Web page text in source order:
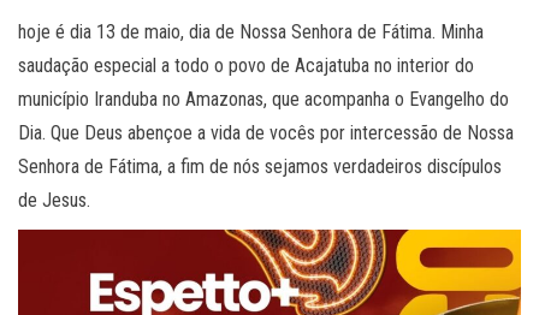
hoje é dia 13 de maio, dia de Nossa Senhora de Fátima. Minha
saudação especial a todo o povo de Acajatuba no interior do
município Iranduba no Amazonas, que acompanha o Evangelho do
Dia. Que Deus abençoe a vida de vocês por intercessão de Nossa
Senhora de Fátima, a fim de nós sejamos verdadeiros discípulos
de Jesus.